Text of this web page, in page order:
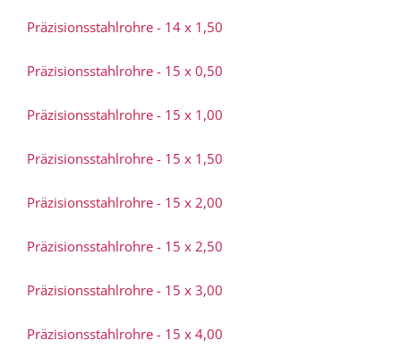
Präzisionsstahlrohre - 14 x 1,50
Präzisionsstahlrohre - 15 x 0,50
Präzisionsstahlrohre - 15 x 1,00
Präzisionsstahlrohre - 15 x 1,50
Präzisionsstahlrohre - 15 x 2,00
Präzisionsstahlrohre - 15 x 2,50
Präzisionsstahlrohre - 15 x 3,00
Präzisionsstahlrohre - 15 x 4,00